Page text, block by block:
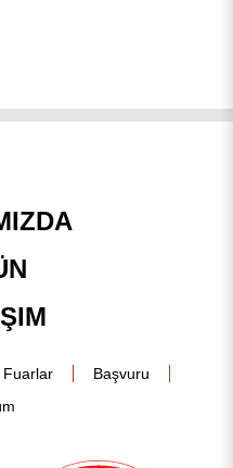
Fuarlar
Başvuru